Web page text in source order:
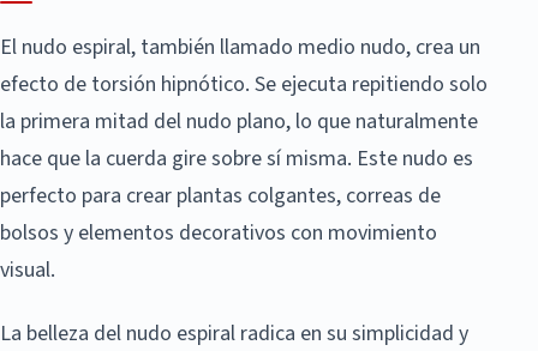
El nudo espiral, también llamado medio nudo, crea un
efecto de torsión hipnótico. Se ejecuta repitiendo solo
la primera mitad del nudo plano, lo que naturalmente
hace que la cuerda gire sobre sí misma. Este nudo es
perfecto para crear plantas colgantes, correas de
bolsos y elementos decorativos con movimiento
visual.
La belleza del nudo espiral radica en su simplicidad y